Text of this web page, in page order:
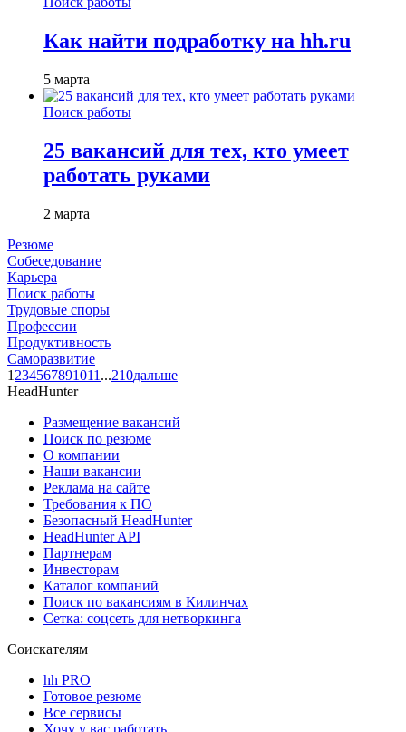
Как найти подработку на hh.ru
5 марта
Поиск работы
25 вакансий для тех, кто умеет
работать руками
2 марта
Резюме
Собеседование
Карьера
Поиск работы
Трудовые споры
Профессии
Продуктивность
Саморазвитие
1 234567891011 ...210дальше
HeadHunter
Размещение вакансий
Поиск по резюме
О компании
Наши вакансии
Реклама на сайте
Требования к ПО
Безопасный HeadHunter
HeadHunter API
Партнерам
Инвесторам
Каталог компаний
Поиск по вакансиям в Килинчах
Сетка: соцсеть для нетворкинга
Соискателям
hh PRO
Готовое резюме
Все сервисы
Хочу у вас работать